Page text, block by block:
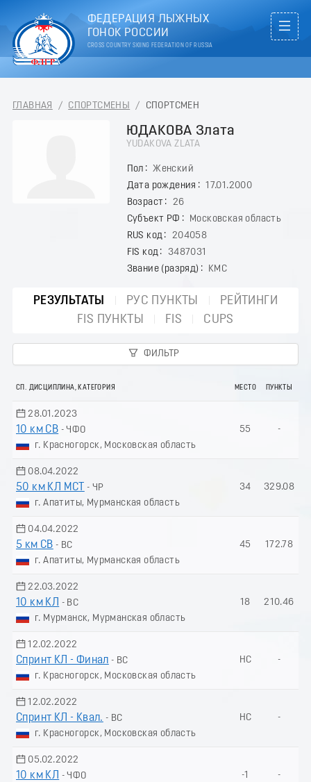
ФЕДЕРАЦИЯ ЛЫЖНЫХ
ГОНОК РОССИИ
CROSS COUNTRY SKIING FEDERATION OF RUSSIA
ГЛАВНАЯ / СПОРТСМЕНЫ / СПОРТСМЕН
ЮДАКОВА Злата
YUDAKOVA ZLATA
Пол
Женский
Дата рождения
17.01.2000
Возраст
26
Субъект РФ
Московская область
RUS код
204058
FIS код
3487031
Звание (разряд)
КМС
РЕЗУЛЬТАТЫ РУС ПУНКТЫ
РЕЙТИНГИ
FIS ПУНКТЫ
FIS CUPS
ФИЛЬТР
СП. ДИСЦИПЛИНА, КАТЕГОРИЯ МЕСТО ПУНКТЫ
28.01.2023
10 км СВ - ЧФО
г. Красногорск, Московская область
55 -
08.04.2022
50 км КЛ МСТ
- ЧР
г. Апатиты, Мурманская область
34 329.08
04.04.2022
5 км СВ - ВС
г. Апатиты, Мурманская область
45 172.78
22.03.2022
10 км КЛ
- ВС
г. Мурманск, Мурманская область
18 210.46
12.02.2022
Спринт КЛ - Финал - ВС
г. Красногорск, Московская область
НС -
12.02.2022
Спринт КЛ - Квал. - ВС
г. Красногорск, Московская область
НС -
05.02.2022
10 км КЛ
- ЧФО
-1 -